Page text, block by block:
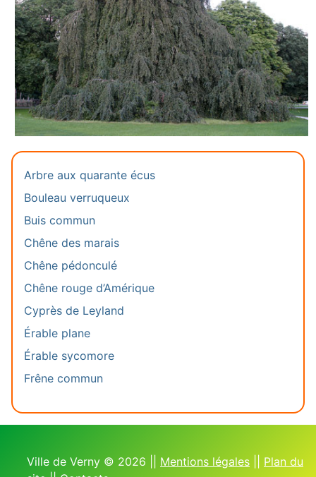
Arbre aux quarante écus
Bouleau verruqueux
Buis commun
Chêne des marais
Chêne pédonculé
Chêne rouge d’Amérique
Cyprès de Leyland
Érable plane
Érable sycomore
Frêne commun
Ville de Verny © 2026 || Mentions légales
Plan du